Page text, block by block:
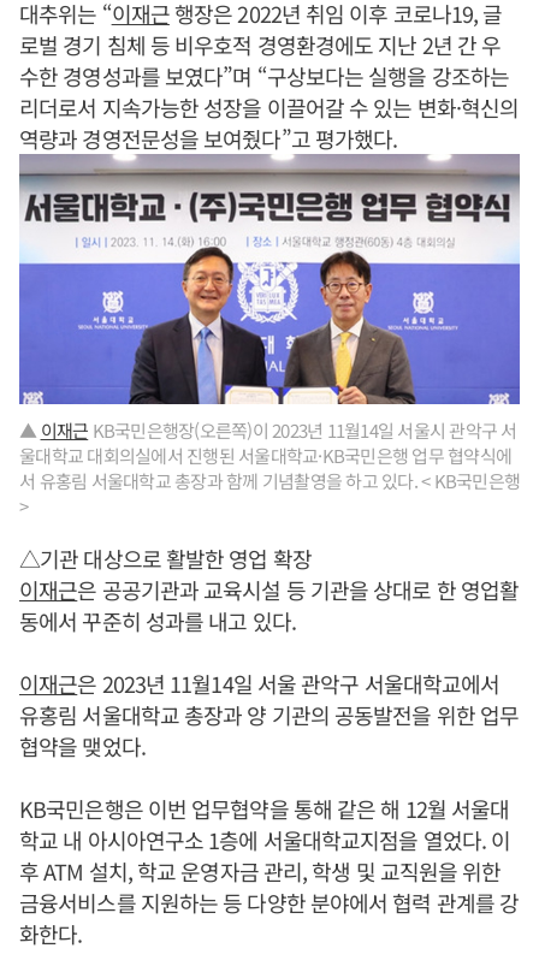
대추위는 “이재근행장은 2022년 취임 이후 코로나19, 글
로벌 경기 침체 등 비우호적 경영환경에도 지난 2년 간 우
수한 경영성과를 보였다”며 “구상보다는 실행을 강조하는
리더로서 지속가능한 성장을 이끌어갈 수 있는 변화·혁신의
역량과 경영전문성을 보여줬다”고 평가했다.
▲ 이재근 KB국민은행장(오른쪽)이 2023년 11월14일 서울시 관악구 서
울대학교 대회의실에서 진행된 서울대학교·KB국민은행 업무 협약식에
서 유홍림 서울대학교 총장과 함께 기념촬영을 하고 있다. < KB국민은행
>
△기관 대상으로 활발한 영업 확장
이재근은 공공기관과 교육시설 등 기관을 상대로 한 영업활
동에서 꾸준히 성과를 내고 있다.
이재근은 2023년 11월14일 서울 관악구 서울대학교에서
유홍림 서울대학교 총장과 양 기관의 공동발전을 위한 업무
협약을 맺었다.
KB국민은행은 이번 업무협약을 통해 같은 해 12월 서울대
학교 내 아시아연구소 1층에 서울대학교지점을 열었다. 이
후 ATM 설치, 학교 운영자금 관리, 학생 및 교직원을 위한
금융서비스를 지원하는 등 다양한 분야에서 협력 관계를 강
화한다.